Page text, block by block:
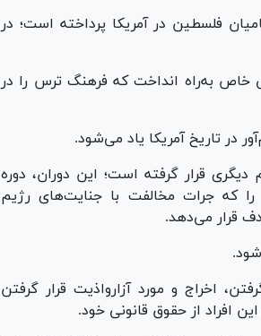
فلسطین در آمریکا پرداخته است؛ در
گروهی خاص به‌راه انداخت که فرهنگ ترس را در
در تاریخ آمریکا یاد می‌شود.
قرار گرفته است؛ این دوران، دوره
که جرات مخالفت با جنایت‌های رژیم
قرار می‌دهد.
اخراج و مورد آزارواذیت قرار گرفتن
افراد از حقوق قانونی خود.